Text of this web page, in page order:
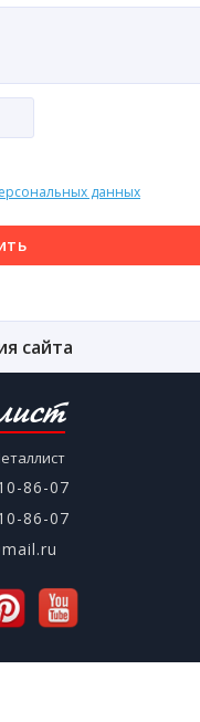
данных
сайта
86-07
86-07